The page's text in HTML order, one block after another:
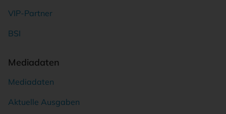
VIP-Partner
BSI
Mediadaten
Mediadaten
Aktuelle Ausgaben